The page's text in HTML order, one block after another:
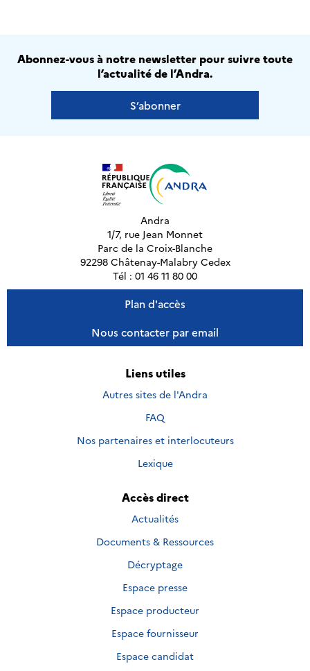
Abonnez-vous à notre newsletter pour suivre toute
l’actualité de l’Andra.
S’abonner
Andra
1/7, rue Jean Monnet
Parc de la Croix-Blanche
92298 Châtenay-Malabry Cedex
Tél : 01 46 11 80 00
Plan d'accès
Nous contacter par email
Liens utiles
Autres sites de l'Andra
FAQ
Nos partenaires et interlocuteurs
Lexique
Accès direct
Actualités
Documents & Ressources
Décryptage
Espace presse
Espace producteur
Espace fournisseur
Espace candidat